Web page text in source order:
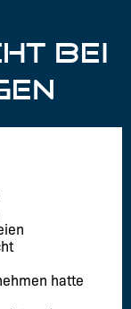
BEI
hatte